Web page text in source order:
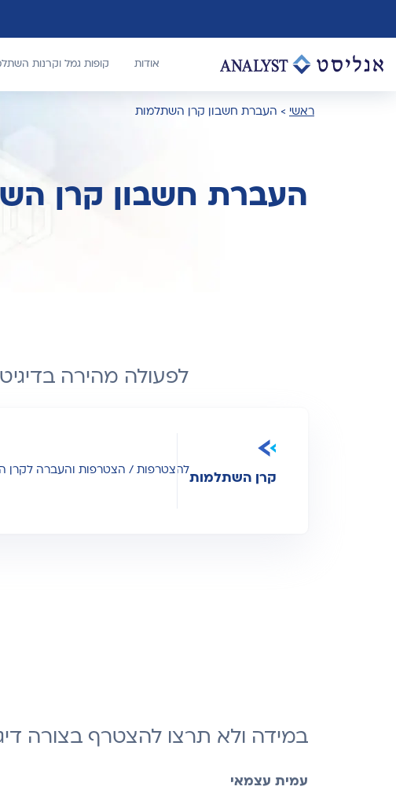
אודות קופות גמל וקרנות
ראשי > העברת חשבון קרן השתלמות
העברת חשבון קרן
לפעולה מהירה
קרן השתלמות
להצטרפות / הצטרפות והעברה לקרן
במידה ולא תרצו להצטרף בצורה
עמית עצמאי